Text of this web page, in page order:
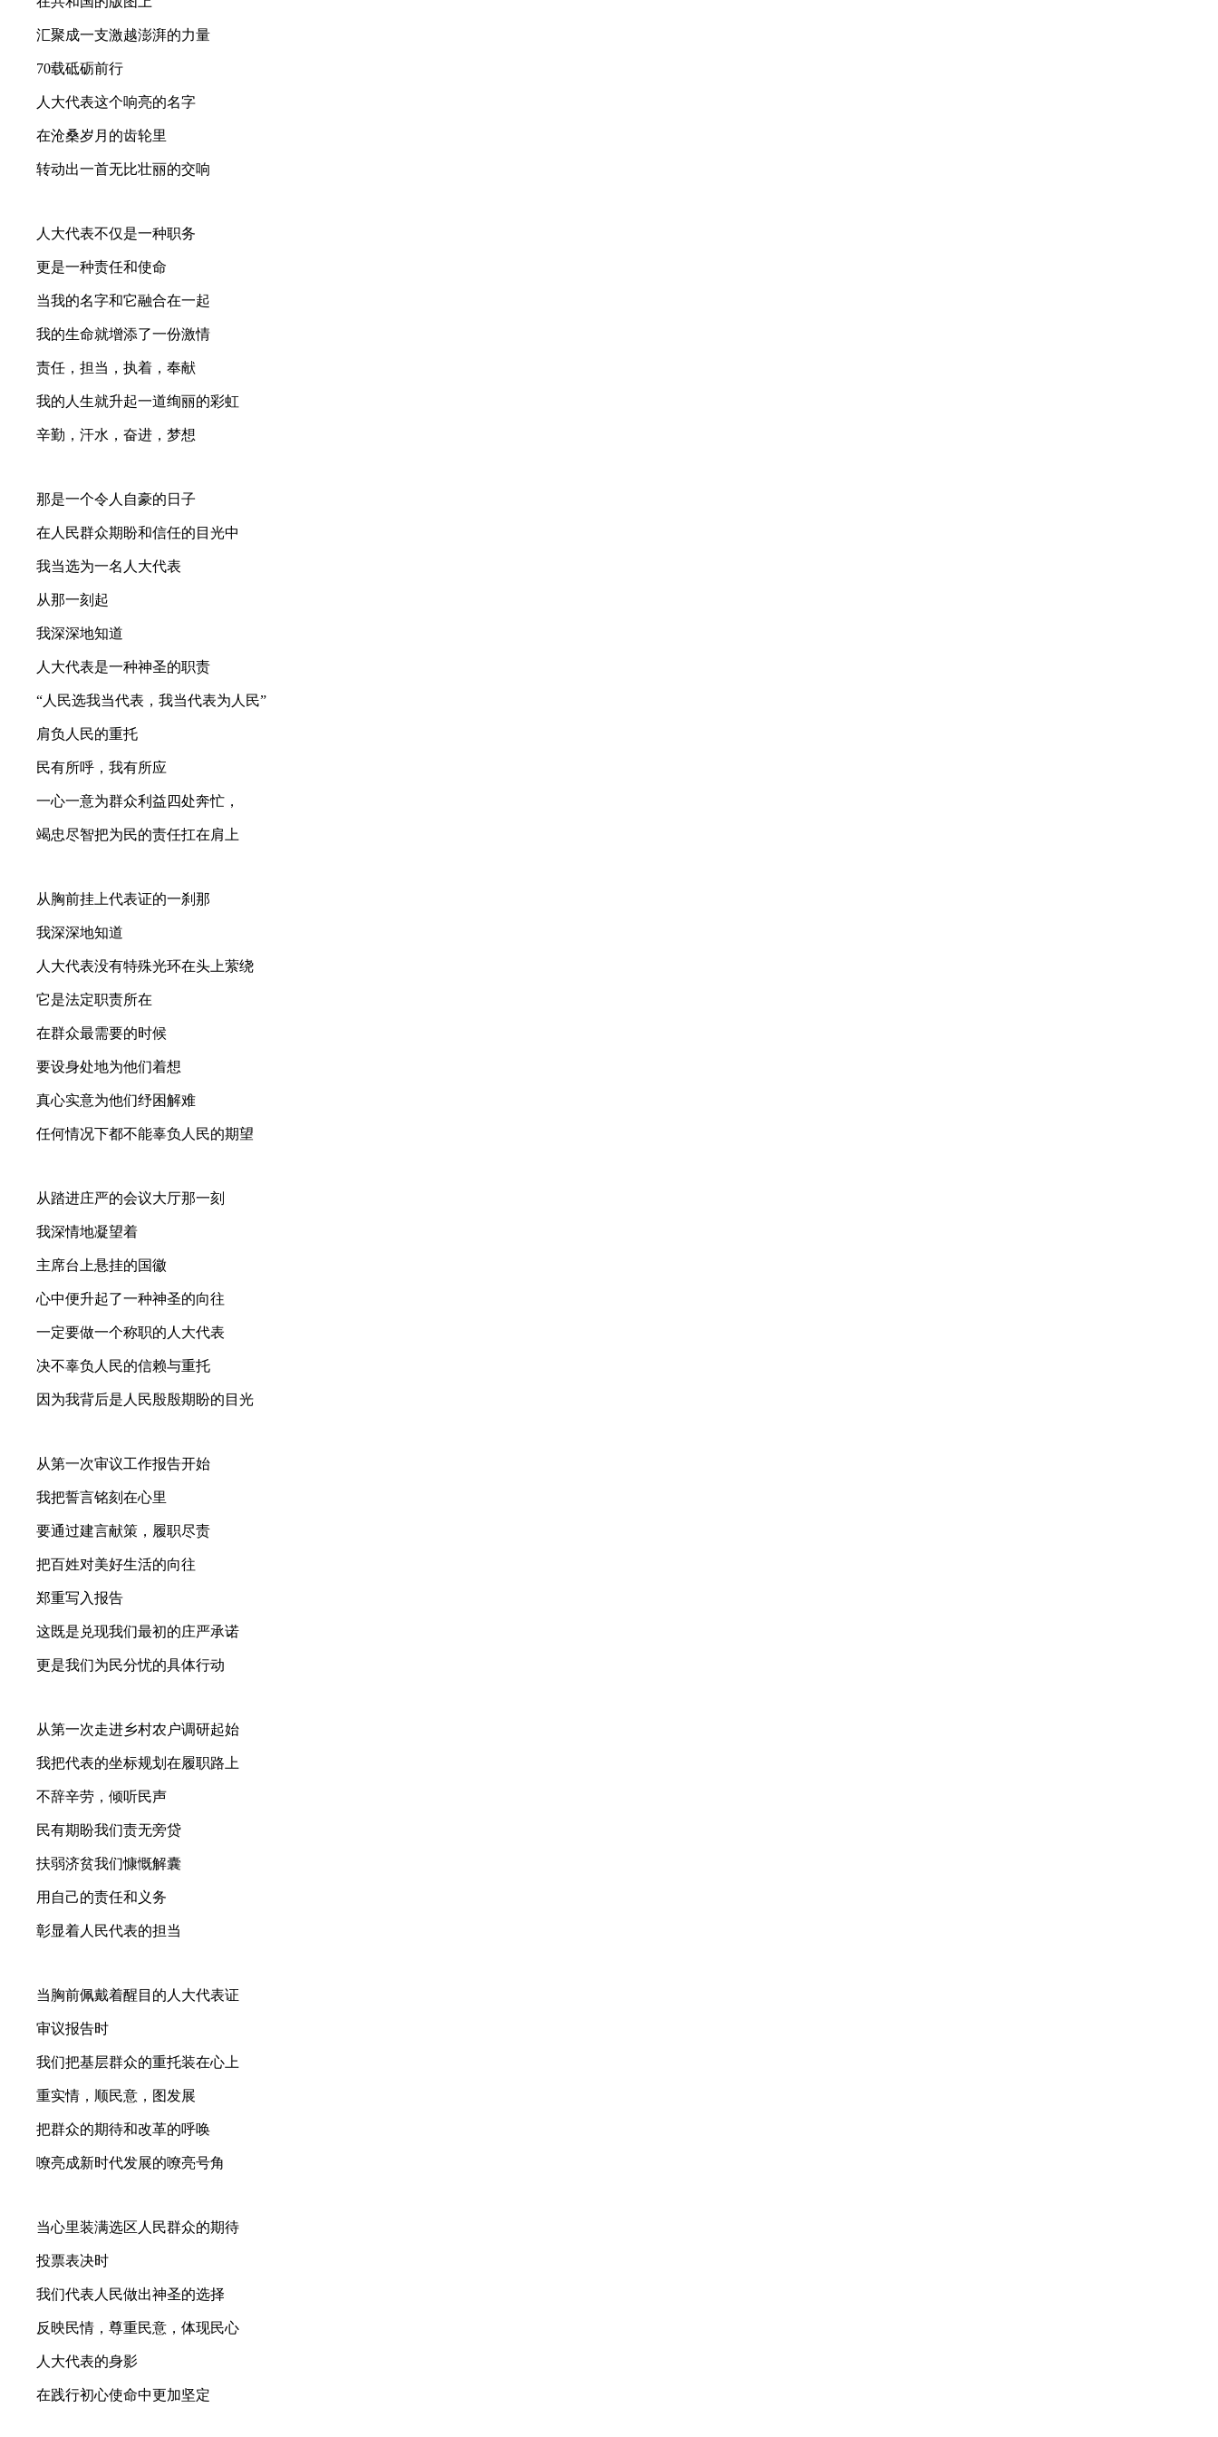
汇聚成一支激越澎湃的力量
70载砥砺前行
人大代表这个响亮的名字
在沧桑岁月的齿轮里
转动出一首无比壮丽的交响
人大代表不仅是一种职务
更是一种责任和使命
当我的名字和它融合在一起
我的生命就增添了一份激情
责任，担当，执着，奉献
我的人生就升起一道绚丽的彩虹
辛勤，汗水，奋进，梦想
那是一个令人自豪的日子
在人民群众期盼和信任的目光中
我当选为一名人大代表
从那一刻起
我深深地知道
人大代表是一种神圣的职责
“人民选我当代表，我当代表为人民”
肩负人民的重托
民有所呼，我有所应
一心一意为群众利益四处奔忙，
竭忠尽智把为民的责任扛在肩上
从胸前挂上代表证的一刹那
我深深地知道
人大代表没有特殊光环在头上萦绕
它是法定职责所在
在群众最需要的时候
要设身处地为他们着想
真心实意为他们纾困解难
任何情况下都不能辜负人民的期望
从踏进庄严的会议大厅那一刻
我深情地凝望着
主席台上悬挂的国徽
心中便升起了一种神圣的向往
一定要做一个称职的人大代表
决不辜负人民的信赖与重托
因为我背后是人民殷殷期盼的目光
从第一次审议工作报告开始
我把誓言铭刻在心里
要通过建言献策，履职尽责
把百姓对美好生活的向往
郑重写入报告
这既是兑现我们最初的庄严承诺
更是我们为民分忧的具体行动
从第一次走进乡村农户调研起始
我把代表的坐标规划在履职路上
不辞辛劳，倾听民声
民有期盼我们责无旁贷
扶弱济贫我们慷慨解囊
用自己的责任和义务
彰显着人民代表的担当
当胸前佩戴着醒目的人大代表证
审议报告时
我们把基层群众的重托装在心上
重实情，顺民意，图发展
把群众的期待和改革的呼唤
嘹亮成新时代发展的嘹亮号角
当心里装满选区人民群众的期待
投票表决时
我们代表人民做出神圣的选择
反映民情，尊重民意，体现民心
人大代表的身影
在践行初心使命中更加坚定